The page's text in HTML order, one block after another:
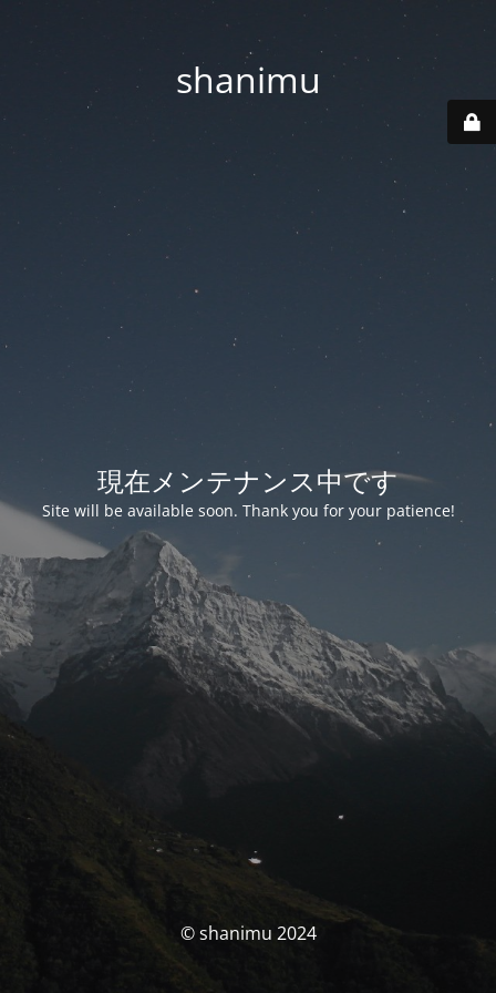
shanimu
現在メンテナンス中です
Site will be available soon. Thank you for your patience!
© shanimu 2024